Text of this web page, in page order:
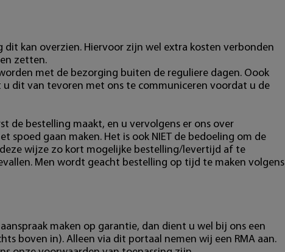
kan overzien. Hiervoor zijn wel extra kosten verbonden
zetten.
met de bezorging buiten de reguliere dagen. Oook
dit van tevoren met ons te communiceren voordat u de
de bestelling maakt, en u vervolgens er ons over
gaan maken. Het is ook NIET de bedoeling om de
wijze zo kort mogelijke bestelling/levertijd af te
Men wordt geacht bestelling op tijd te maken volgens
maken op garantie, dan dient u wel bij ons een
boven in). Alleen via dit portaal nemen wij een RMA aan.